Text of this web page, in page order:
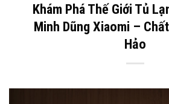
Khám Phá Thế Giới Tủ
Minh Dũng Xiaomi –
Hảo